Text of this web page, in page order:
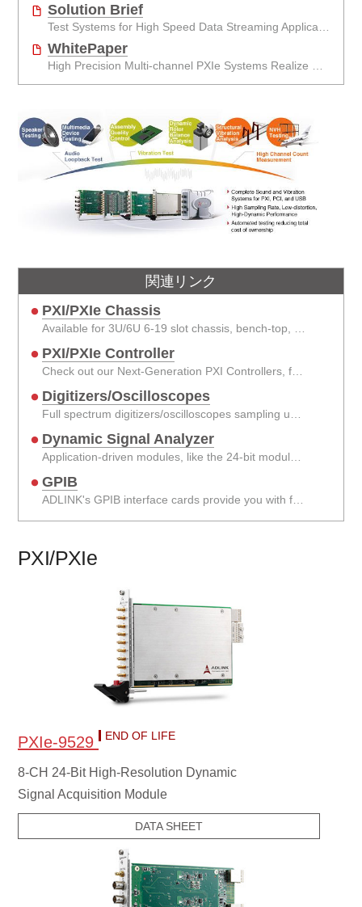
Solution Brief
WhitePaper
関連リンク
PXI/PXIe Chassis
Available for 3U/6U 6-19 slot chassis, bench-top, integrated and portable chassis.
PXI/PXIe Controller
Check out our Next-Generation PXI Controllers, featuring the Intel® latest processors.
Digitizers/Oscilloscopes
Full spectrum digitizers/oscilloscopes sampling up to 200 MS/s, and up to 24 bits in digitizers up to 8 channels.
Dynamic Signal Analyzer
Application-driven modules, like the 24-bit module for sound & vibration applications.
GPIB
ADLINK's GPIB interface cards provide you with full compatibility with all your existing applications.
PXI/PXIe
PXIe-9529 END OF LIFE
8-CH 24-Bit High-Resolution Dynamic
Signal Acquisition Module
DATA SHEET